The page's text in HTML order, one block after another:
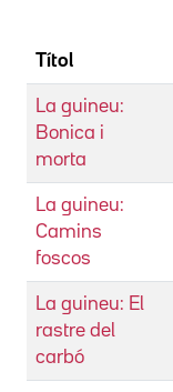
Títol
La guineu:
Bonica i
morta
La guineu:
Camins
foscos
La guineu: El
rastre del
carbó